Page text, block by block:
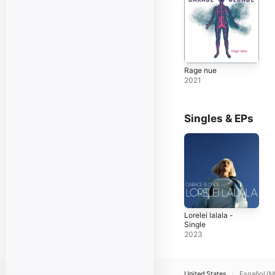
Rage nue
2021
Singles & EPs
Lorelei lalala -
Single
2023